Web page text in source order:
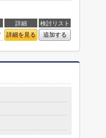
詳細
検討リスト
詳細を見る 追加する